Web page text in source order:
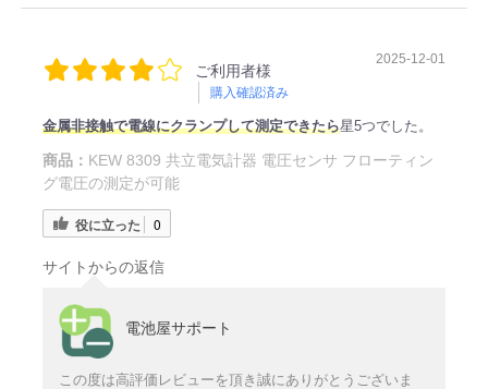
ご利用者様
購入確認済み
2025-12-01
金属非接触で電線にクランプして測定できたら星5つでした。
商品： KEW 8309 共立電気計器 電圧センサ フローティン
グ電圧の測定が可能
役に立った 0
サイトからの返信
電池屋サポート
この度は高評価レビューを頂き誠にありがとうございま